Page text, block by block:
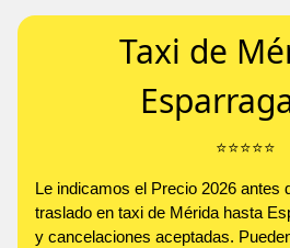
Taxi de
⭐️⭐️⭐️⭐️⭐️
Le indicamos el Precio 2026 antes
traslado en taxi de Mérida hasta
y cancelaciones aceptadas.